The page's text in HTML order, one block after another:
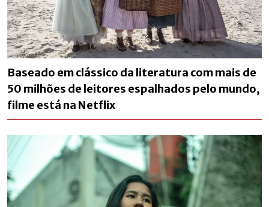
Baseado em clássico da literatura com mais de
50 milhões de leitores espalhados pelo mundo,
filme está na Netflix